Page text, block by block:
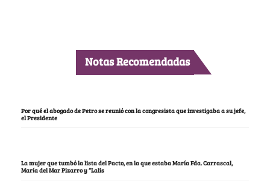
Notas Recomendadas
Por qué el abogado de Petro se reunió con la congresista que investigaba a su jefe,
el Presidente
La mujer que tumbó la lista del Pacto, en la que estaba María Fda. Carrascal,
María del Mar Pizarro y “Lalis